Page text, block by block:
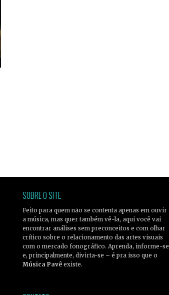
SOBRE O SITE
Feito para quem não se contenta apenas em ouvir
a música, mas quer também vê-la, aqui você vai
encontrar análises sem preconceitos e com olhar
crítico sobre o relacionamento das artes visuais
com o mercado fonográfico. Aprenda, informe-se
e, principalmente, divirta-se – é pra isso que o
Música Pavê existe.